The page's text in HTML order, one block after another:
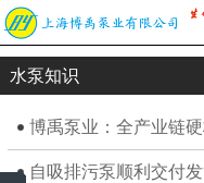
水泵知识
博禹泵业：全产业链
地位
自吸排污泵顺利交付